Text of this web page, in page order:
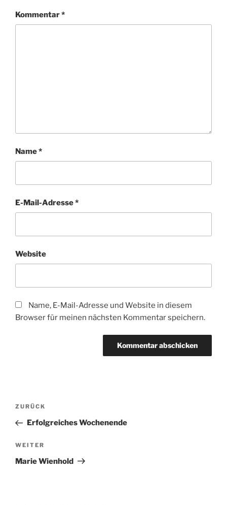
Kommentar*
Name*
E-Mail-Adresse*
Website
Name, E-Mail-Adresse und Website in diesem
Browser für meinen nächsten Kommentar speichern.
Beitragsnavigation
Vorheriger
Beitrag
ZURÜCK
Erfolgreiches Wochenende
Nächster
Beitrag
WEITER
Marie Wienhold